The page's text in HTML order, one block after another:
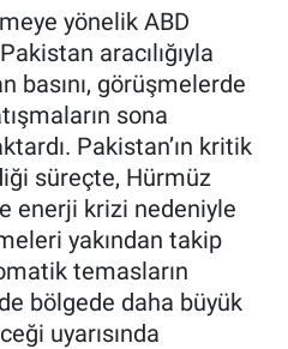
yönelik ABD
aracılığıyla
basını, görüşmelerde
sona
Pakistan’ın kritik
süreçte, Hürmüz
enerji krizi nedeniyle
yakından takip
temasların
bölgede daha büyük
uyarısında
ve Fikstür